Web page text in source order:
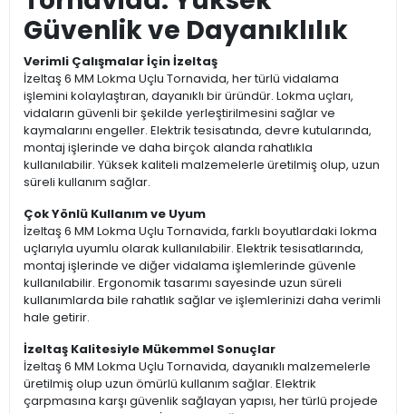
Güvenlik ve Dayanıklılık
Verimli Çalışmalar İçin İzeltaş
İzeltaş 6 MM Lokma Uçlu Tornavida, her türlü vidalama
işlemini kolaylaştıran, dayanıklı bir üründür. Lokma uçları,
vidaların güvenli bir şekilde yerleştirilmesini sağlar ve
kaymalarını engeller. Elektrik tesisatında, devre kutularında,
montaj işlerinde ve daha birçok alanda rahatlıkla
kullanılabilir. Yüksek kaliteli malzemelerle üretilmiş olup, uzun
süreli kullanım sağlar.
Çok Yönlü Kullanım ve Uyum
İzeltaş 6 MM Lokma Uçlu Tornavida, farklı boyutlardaki lokma
uçlarıyla uyumlu olarak kullanılabilir. Elektrik tesisatlarında,
montaj işlerinde ve diğer vidalama işlemlerinde güvenle
kullanılabilir. Ergonomik tasarımı sayesinde uzun süreli
kullanımlarda bile rahatlık sağlar ve işlemlerinizi daha verimli
hale getirir.
İzeltaş Kalitesiyle Mükemmel Sonuçlar
İzeltaş 6 MM Lokma Uçlu Tornavida, dayanıklı malzemelerle
üretilmiş olup uzun ömürlü kullanım sağlar. Elektrik
çarpmasına karşı güvenlik sağlayan yapısı, her türlü projede